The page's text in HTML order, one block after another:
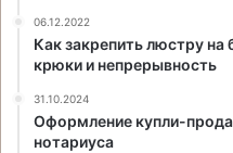
06.12.2022
Как закрепить люстру на
крюки и непрерывность
31.10.2024
Оформление купли-
нотариуса